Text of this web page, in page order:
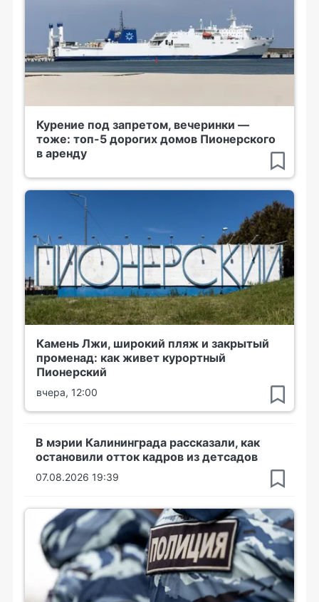
Курение под запретом, вечеринки —
тоже: топ-5 дорогих домов Пионерского
в аренду
Камень Лжи, широкий пляж и закрытый
променад: как живет курортный
Пионерский
вчера, 12:00
В мэрии Калининграда рассказали, как
остановили отток кадров из детсадов
07.08.2026 19:39